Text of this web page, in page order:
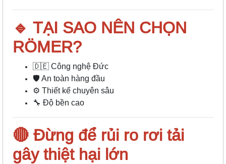
🔹 TẠI SAO NÊN CHỌN
RÖMER?
🇩🇪 Công nghệ Đức
🛡️ An toàn hàng đầu
⚙️ Thiết kế chuyên sâu
🔧 Độ bền cao
🔴 Đừng để rủi ro rơi tải
gây thiệt hại lớn